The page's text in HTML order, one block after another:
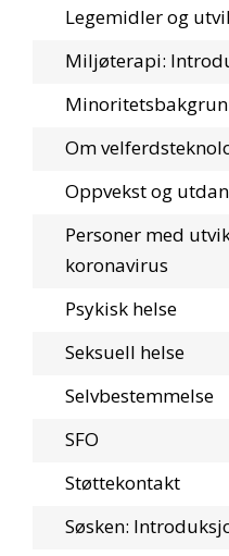
Legemidler og
Miljøterapi:
Om
Oppvekst og
Personer med
koronavirus
Psykisk helse
Seksuell helse
Selvbestemmelse
SFO
Støttekontakt
Søsken: